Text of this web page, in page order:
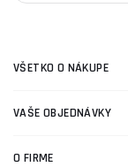
VŠETKO O NÁKUPE
VAŠE OBJEDNÁVKY
O FIRME